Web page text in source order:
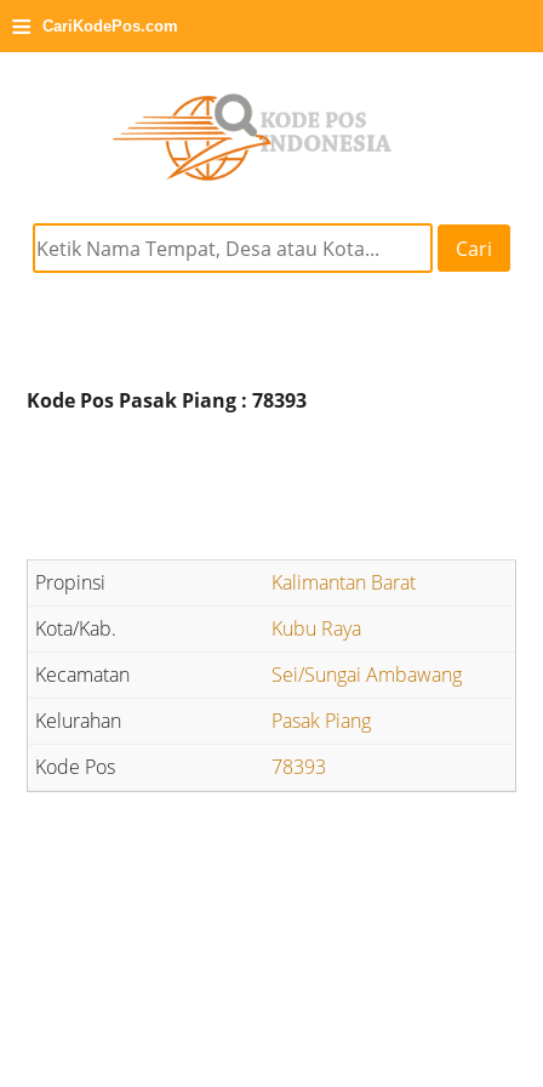
≡ CariKodePos.com
Cari
Kode Pos Pasak Piang : 78393
Kalimantan Barat
Kubu Raya
Sei/Sungai Ambawang
Pasak Piang
78393